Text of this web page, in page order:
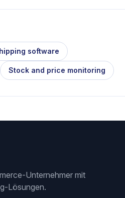
software
Stock and price monitoring
Unternehmer mit
Lösungen.